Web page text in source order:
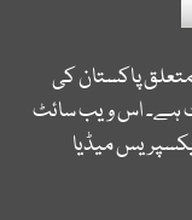
پاکستان کی
ہے۔ اس ویب سائٹ
میڈیا